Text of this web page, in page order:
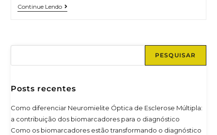
Continue Lendo
PESQUISAR
Posts recentes
Como diferenciar Neuromielite Óptica de Esclerose Múltipla:
a contribuição dos biomarcadores para o diagnóstico
Como os biomarcadores estão transformando o diagnóstico